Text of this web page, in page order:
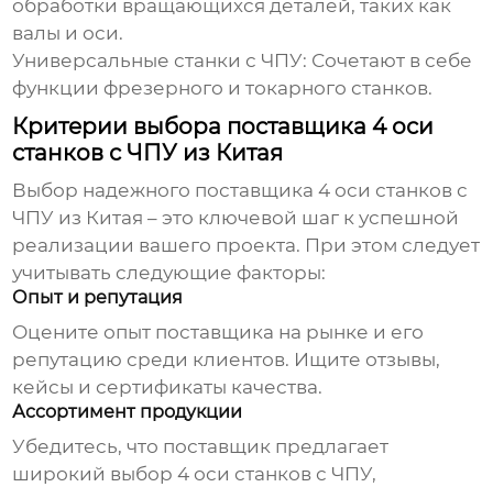
обработки вращающихся деталей, таких как
валы и оси.
Универсальные станки с ЧПУ: Сочетают в себе
функции фрезерного и токарного станков.
Критерии выбора поставщика 4 оси
станков с ЧПУ из Китая
Выбор надежного поставщика4 оси станков с
ЧПУ из Китая – это ключевой шаг к успешной
реализации вашего проекта. При этом следует
учитывать следующие факторы:
Опыт и репутация
Оцените опыт поставщика на рынке и его
репутацию среди клиентов. Ищите отзывы,
кейсы и сертификаты качества.
Ассортимент продукции
Убедитесь, что поставщик предлагает
широкий выбор4 оси станков с ЧПУ,